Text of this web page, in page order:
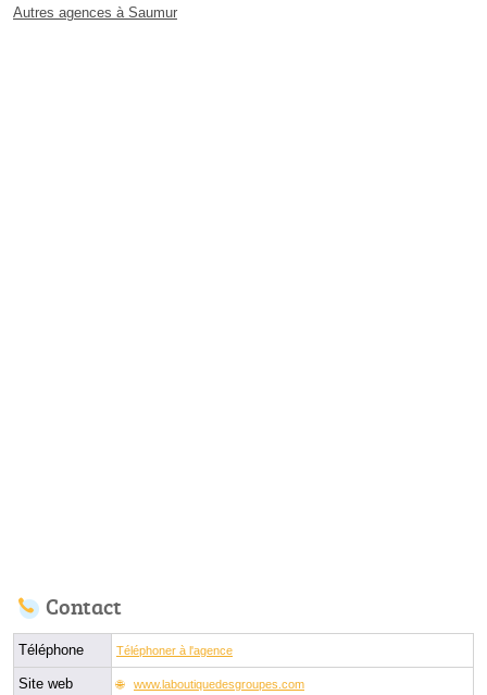
Autres agences à Saumur
Contact
Téléphone Téléphoner à l'agence
Site web www.laboutiquedesgroupes.com